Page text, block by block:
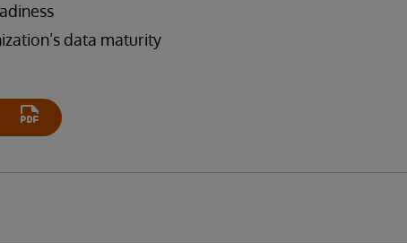
data maturity